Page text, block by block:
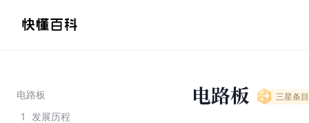
电路板
1
发展历程
电路板 三星条目